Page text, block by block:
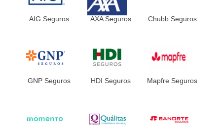
AIG Seguros AXA Seguros Chubb Seguros
GNP Seguros HDI Seguros Mapfre Seguros